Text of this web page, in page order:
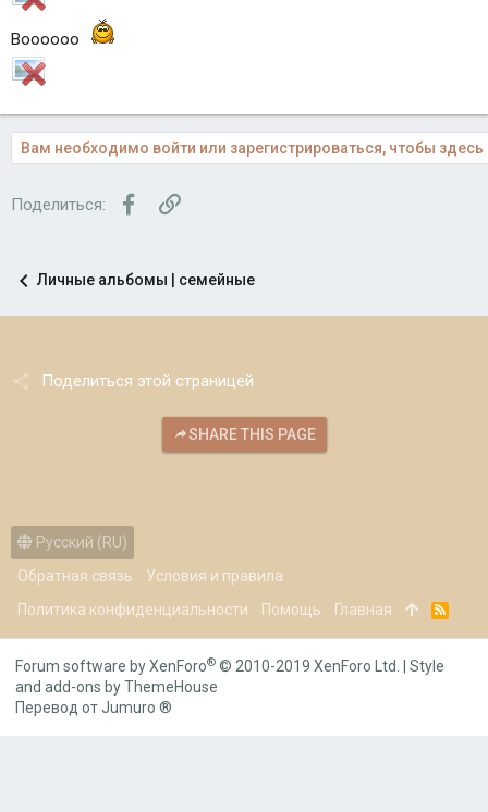
Воооооо
Вам необходимо войти или зарегистрироваться, чтобы здесь
Поделиться: FacebookСсылка
Личные альбомы | семейные
Поделиться этой страницей
SHARE THIS PAGE
Русский (RU)
Обратная связь
Условия и правила
Политика конфиденциальности
Помощь Главная
R
S
Forum software by XenForo® © 2010-2019 XenForo Ltd.
Style
and add-ons by ThemeHouse
Перевод от Jumuro ®